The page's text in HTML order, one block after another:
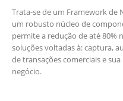
Trata-se de um Framework de
um robusto núcleo de
permite a redução de até 80%
soluções voltadas à: captura,
de transações comerciais e
negócio.